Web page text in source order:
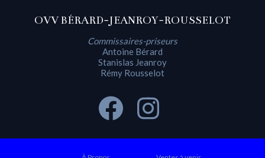
OVV BÉRARD-JEANROY-ROUSSELOT
Commissaires-priseurs
Antoine Bérard
Stanislas Jeanroy
Rémy Rousselot